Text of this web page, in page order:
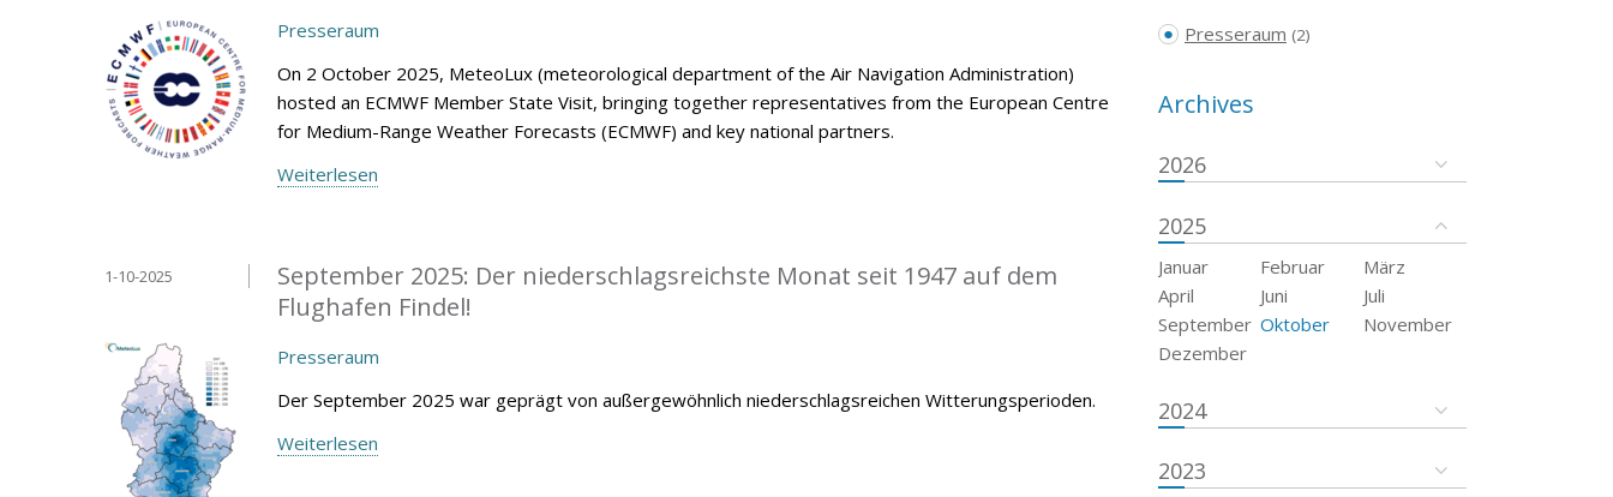
Presseraum
On 2 October 2025, MeteoLux (meteorological department of the Air Navigation Administration)
hosted an ECMWF Member State Visit, bringing together representatives from the European Centre
for Medium-Range Weather Forecasts (ECMWF) and key national partners.
Weiterlesen
September 2025: Der niederschlagsreichste Monat seit 1947 auf dem
Flughafen Findel!
1-10-2025
Presseraum
Der September 2025 war geprägt von außergewöhnlich niederschlagsreichen Witterungsperioden.
Weiterlesen
Presseraum (2)
Archives
2026
2025
Januar Februar
März
April
Juni
Juli
September Oktober
November
Dezember
2024
2023